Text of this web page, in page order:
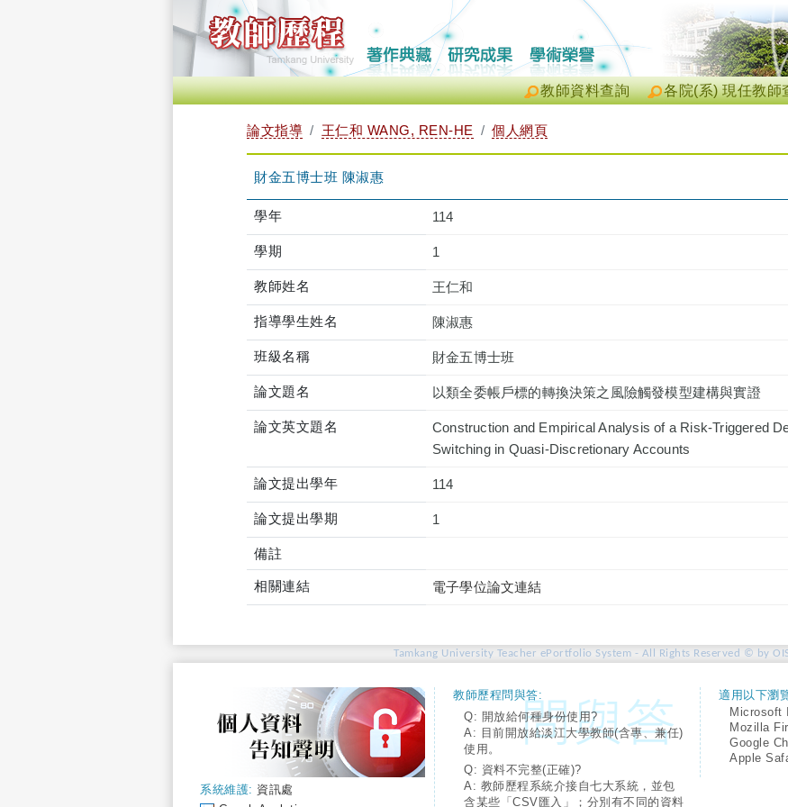
各院(系) 現任教師
教師資料查詢
論文指導 王仁和 WANG, REN-HE 個人網頁
財金五博士班 陳淑惠
學年 114
學期 1
教師姓名 王仁和
指導學生姓名 陳淑惠
班級名稱 財金五博士班
論文題名 以類全委帳戶標的轉換決策之風險觸發模型建構與實證
論文英文題名
Construction and Empirical Analysis of a Risk-Triggered
Switching in Quasi-Discretionary Accounts
論文提出學年 114
論文提出學期 1
備註
相關連結 電子學位論文連結
Tamkang University Teacher ePortfolio System - All Rights Reserved © by
系統維護: 資訊處
教師歷程問與答:
Q: 開放給何種身份使用?
A: 目前開放給淡江大學教師(含專、兼任)
使用。
Q: 資料不完整(正確)?
A: 教師歷程系統介接自七大系統，並包
含某些「CSV匯入」；分別有不同的資料
適用以下瀏
Microsoft
Mozilla
Google
Apple